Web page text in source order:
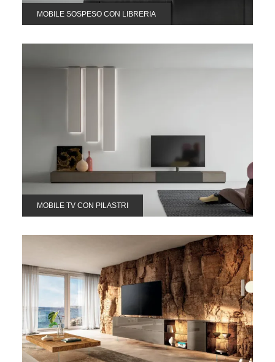
MOBILE SOSPESO CON LIBRERIA
MOBILE TV CON PILASTRI